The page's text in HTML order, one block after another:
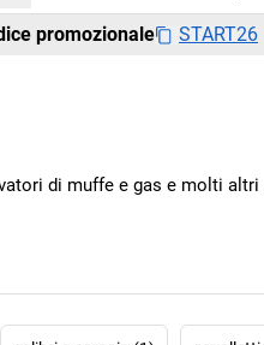
promozionale START26
di muffe e gas e molti